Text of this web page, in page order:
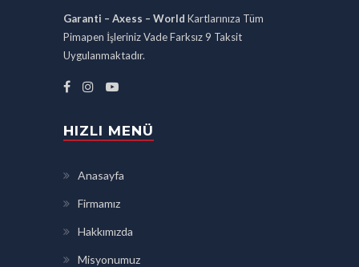
Garanti – Axess – World Kartlarınıza Tüm
Pimapen İşleriniz Vade Farksız 9 Taksit
Uygulanmaktadır.
HIZLI MENÜ
Anasayfa
Firmamız
Hakkımızda
Misyonumuz